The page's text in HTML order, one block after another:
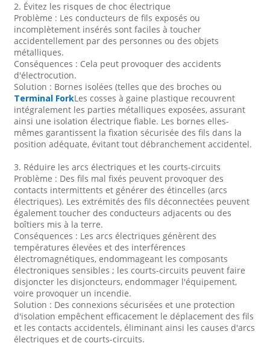
2. Évitez les risques de choc électrique
Problème : Les conducteurs de fils exposés ou
incomplètement insérés sont faciles à toucher
accidentellement par des personnes ou des objets
métalliques.
Conséquences : Cela peut provoquer des accidents
d'électrocution.
Solution : Bornes isolées (telles que des broches ou
Terminal ForkLes cosses à gaine plastique recouvrent
intégralement les parties métalliques exposées, assurant
ainsi une isolation électrique fiable. Les bornes elles-
mêmes garantissent la fixation sécurisée des fils dans la
position adéquate, évitant tout débranchement accidentel.
3. Réduire les arcs électriques et les courts-circuits
Problème : Des fils mal fixés peuvent provoquer des
contacts intermittents et générer des étincelles (arcs
électriques). Les extrémités des fils déconnectées peuvent
également toucher des conducteurs adjacents ou des
boîtiers mis à la terre.
Conséquences : Les arcs électriques génèrent des
températures élevées et des interférences
électromagnétiques, endommageant les composants
électroniques sensibles ; les courts-circuits peuvent faire
disjoncter les disjoncteurs, endommager l'équipement,
voire provoquer un incendie.
Solution : Des connexions sécurisées et une protection
d'isolation empêchent efficacement le déplacement des fils
et les contacts accidentels, éliminant ainsi les causes d'arcs
électriques et de courts-circuits.